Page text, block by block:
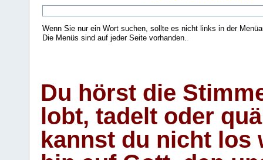
Wenn Sie nur ein Wort suchen, sollte es nicht links in der
Die Menüs sind auf jeder Seite vorhanden.
Du hörst die
lobt, tadelt oder
kannst du nicht los